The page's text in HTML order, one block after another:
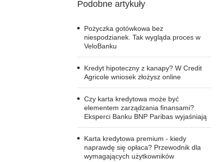
Podobne artykuły
Pożyczka gotówkowa bez
niespodzianek. Tak wygląda proces w
VeloBanku
Kredyt hipoteczny z kanapy? W Credit
Agricole wniosek złożysz online
Czy karta kredytowa może być
elementem zarządzania finansami?
Eksperci Banku BNP Paribas wyjaśniają
Karta kredytowa premium - kiedy
naprawdę się opłaca? Przewodnik dla
wymagających użytkowników